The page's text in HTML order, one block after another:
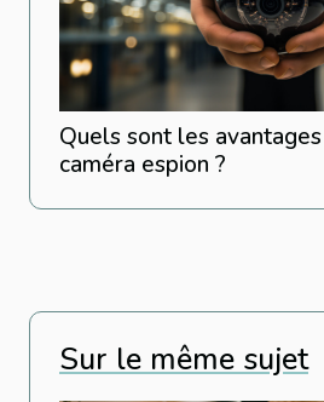
Quels sont les
caméra espion ?
Sur le même sujet